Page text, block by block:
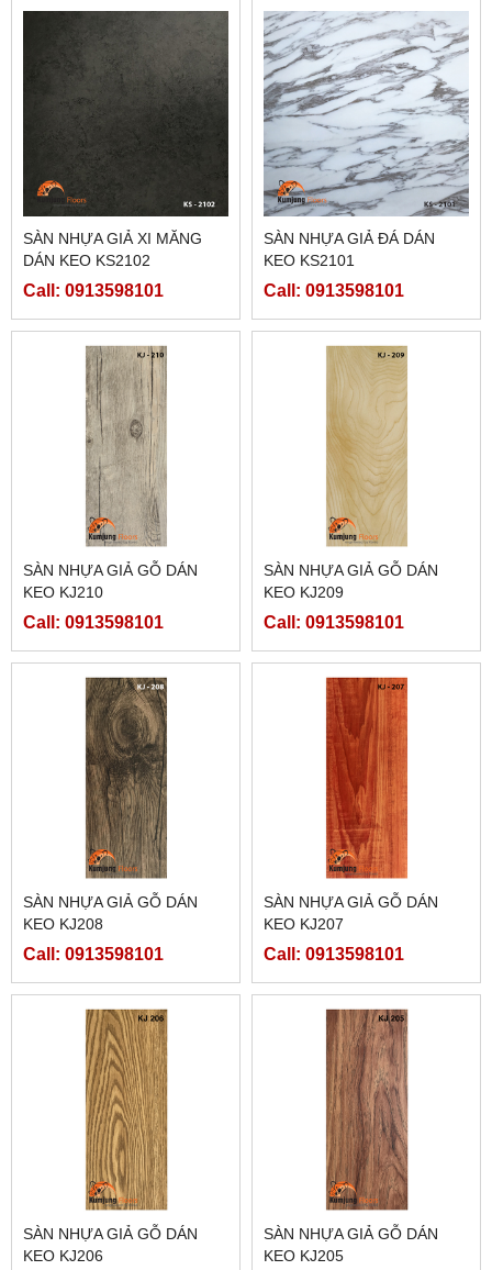
SÀN NHỰA GIẢ XI MĂNG
DÁN KEO KS2102
Call: 0913598101
SÀN NHỰA GIẢ ĐÁ DÁN
KEO KS2101
Call: 0913598101
SÀN NHỰA GIẢ GỖ DÁN
KEO KJ210
Call: 0913598101
SÀN NHỰA GIẢ GỖ DÁN
KEO KJ209
Call: 0913598101
SÀN NHỰA GIẢ GỖ DÁN
KEO KJ208
Call: 0913598101
SÀN NHỰA GIẢ GỖ DÁN
KEO KJ207
Call: 0913598101
SÀN NHỰA GIẢ GỖ DÁN
KEO KJ206
SÀN NHỰA GIẢ GỖ DÁN
KEO KJ205